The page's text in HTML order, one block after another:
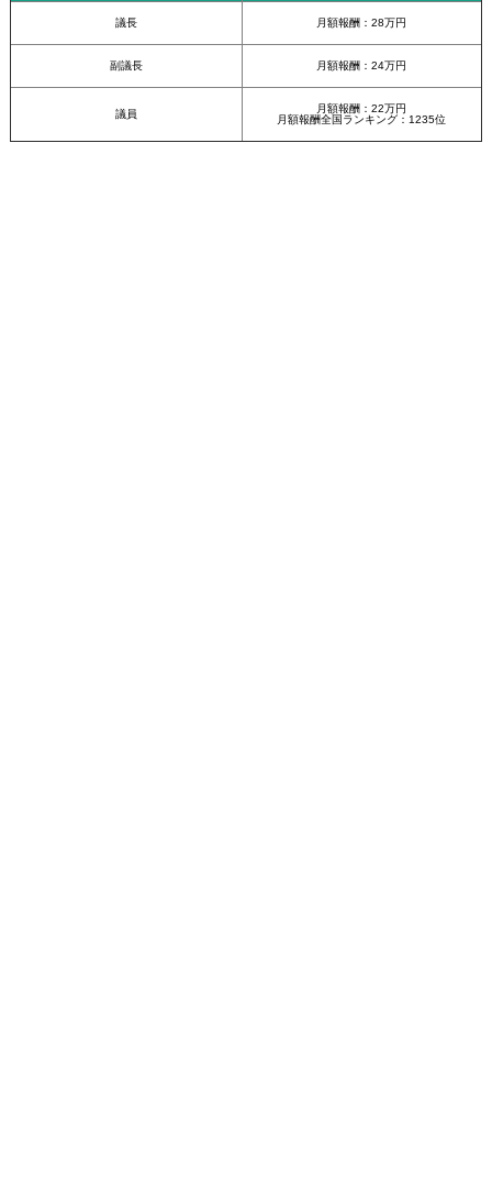
議長 月額報酬：28万円
副議長 月額報酬：24万円
議員
月額報酬：22万円
月額報酬全国ランキング：1235位